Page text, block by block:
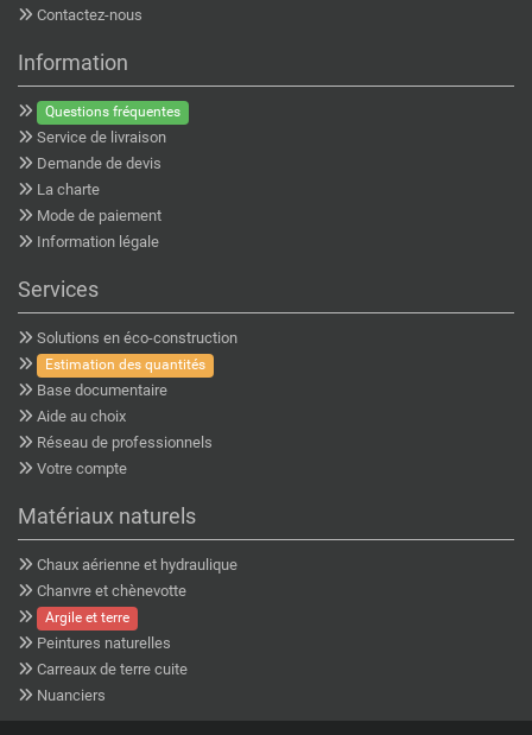
Contactez-nous
Information
Questions fréquentes
Service de livraison
Demande de devis
La charte
Mode de paiement
Information légale
Services
Solutions en éco-construction
Estimation des quantités
Base documentaire
Aide au choix
Réseau de professionnels
Votre compte
Matériaux naturels
Chaux aérienne et hydraulique
Chanvre et chènevotte
Argile et terre
Peintures naturelles
Carreaux de terre cuite
Nuanciers